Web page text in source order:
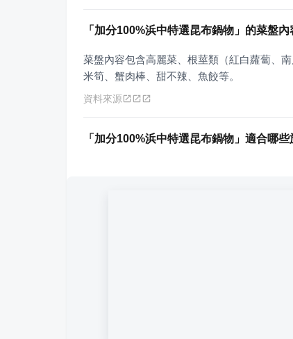
「加分100%浜中特選昆布鍋物」的菜盤內
菜盤內容包含高麗菜、根莖類（紅白蘿蔔、
米筍、蟹肉棒、甜不辣、魚餃等。
資料來源
「加分100%浜中特選昆布鍋物」適合哪